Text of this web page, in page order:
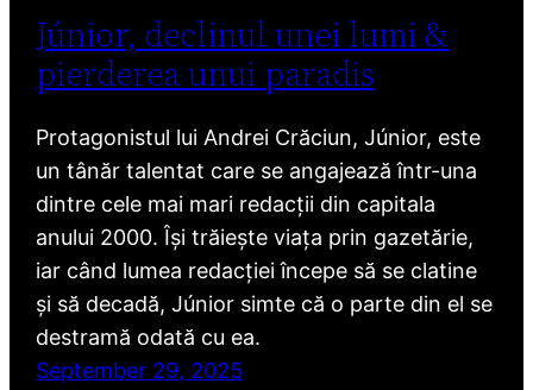
Júnior, declinul unei lumi &
pierderea unui paradis
Protagonistul lui Andrei Crăciun, Júnior, este
un tânăr talentat care se angajează într-una
dintre cele mai mari redacții din capitala
anului 2000. Își trăiește viața prin gazetărie,
iar când lumea redacției începe să se clatine
și să decadă, Júnior simte că o parte din el se
destramă odată cu ea.
September 29, 2025